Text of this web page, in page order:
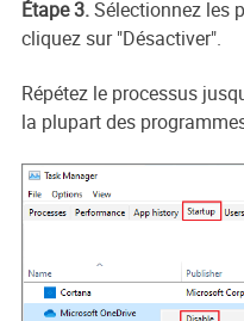
Étape 3.Sélectionnez les
cliquez sur "Désactiver".
Répétez le processus
la plupart des